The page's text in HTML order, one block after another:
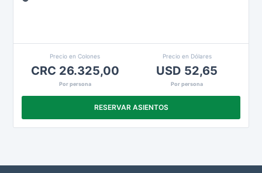
Precio en Colones
CRC 26.325,00
Por persona
Precio en Dólares
USD 52,65
Por persona
RESERVAR ASIENTOS